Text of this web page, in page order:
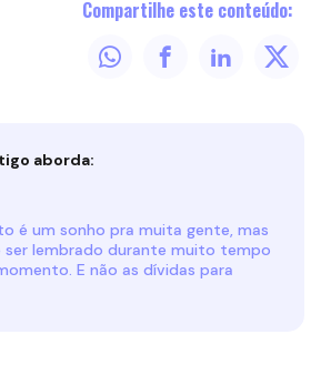
Compartilhe este conteúdo:
aborda:
é um sonho pra muita gente, mas
ser lembrado durante muito tempo
E não as dívidas para